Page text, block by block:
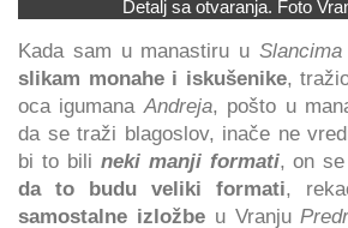
Detalj sa otvaranja. Foto
Kada sam u manastiru u Slancima
slikam monahe i iskušenike,
oca igumana Andreja, pošto u
da se traži blagoslov, inače ne
bi to bili neki manji formati, on
da to budu veliki formati,
samostalne izložbe u Vranju